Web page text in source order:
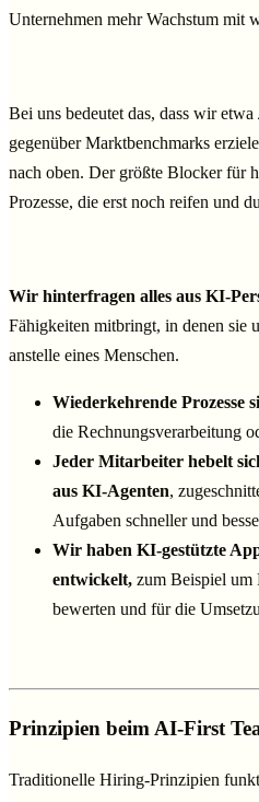
Unternehmen mehr Wachstum mit
Bei uns bedeutet das, dass wir etwa
gegenüber Marktbenchmarks
nach oben. Der größte Blocker für
Prozesse, die erst noch reifen und
Wir hinterfragen alles aus KI-
Fähigkeiten mitbringt, in denen sie
anstelle eines Menschen.
Wiederkehrende Prozesse
die Rechnungsverarbeitung
Jeder Mitarbeiter hebelt
aus KI-Agenten,
Aufgaben schneller und
Wir haben KI-gestützte
entwickelt, zum Beispiel um
bewerten und für die
Prinzipien beim AI-First
Traditionelle Hiring-Prinzipien